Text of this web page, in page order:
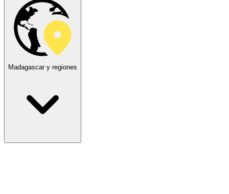
Madagascar y regiones